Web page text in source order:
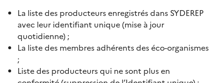
La liste des producteurs enregistrés dans SYDEREP
avec leur identifiant unique (mise à jour
quotidienne) ;
La liste des membres adhérents des éco-organismes
;
Liste des producteurs qui ne sont plus en